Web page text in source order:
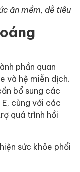
ăn mềm, dễ tiêu
phần quan
và hệ miễn dịch.
bổ sung các
cùng với các
quá trình hồi
sức khỏe phổi